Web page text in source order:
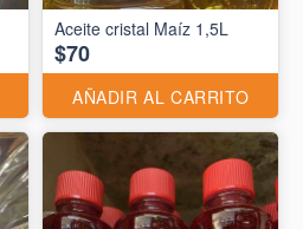
Aceite cristal Maíz 1,5L
$70
AÑADIR AL CARRITO